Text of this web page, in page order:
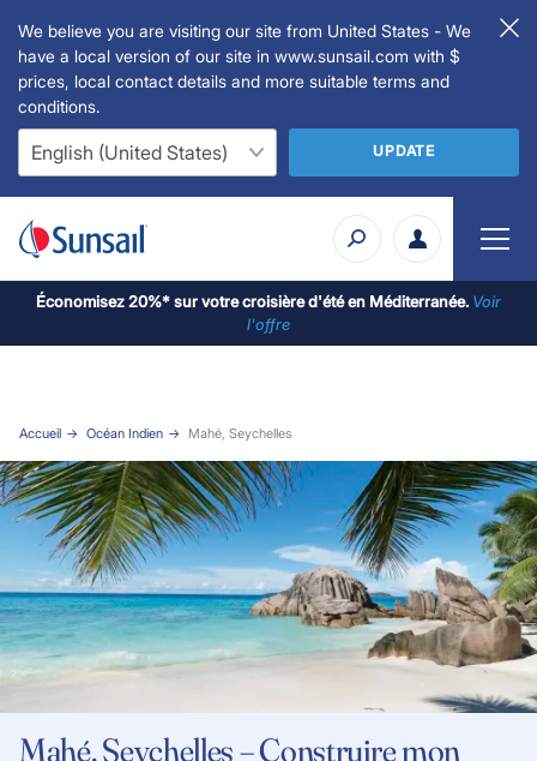
We believe you are visiting our site from United States - We
have a local version of our site in www.sunsail.com with $
prices, local contact details and more suitable terms and
conditions.
UPDATE
Économisez 20%* sur votre croisière d'été en Méditerranée. Voir
l'offre
Accueil Océan Indien Mahé, Seychelles
Mahé, Seychelles – Construire mon